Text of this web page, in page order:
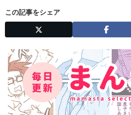
この記事をシェア